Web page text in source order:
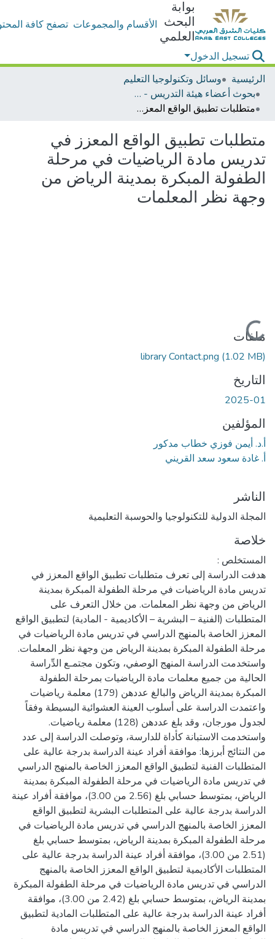
بوابة
البحث
العلمي
الأقسام والمجموعات تصفح كافة
تسجيل الدخول
الرئيسية
وسائل وتكنولوجيا التعليم
بحوث أعضاء هيئة التدريس - وسائل وتكنولوجيا التعليم
متطلبات تطبيق الواقع المعزز في تدريس مادة الرياضيات في مرحلة الطفولة المبكرة بمدينة الرياض من وجهة نظر المعلمات
متطلبات تطبيق الواقع المعزز في
تدريس مادة الرياضيات في مرحلة
الطفولة المبكرة بمدينة الرياض من
وجهة نظر المعلمات
جاري التحميل...
ملفات
library Contact.png (1.02 MB)
التاريخ
2025-01
المؤلفين
أ.د. أيمن فوزي خطاب مدکور
أ. غادة سعود سعد القريني
الناشر
المجلة الدولية للتكنولوجيا والحوسبة التعليمية
خلاصة
هدفت الدراسة إلى تعرف متطلبات تطبيق الواقع المعزز في
تدريس مادة الرياضيات في مرحلة الطفولة المبكرة بمدينة
الرياض من وجهة نظر المعلمات. من خلال التعرف على
المتطلبات (الفنية – البشرية – الأكاديمية - المادية) لتطبيق الواقع
المعزز الخاصة بالمنهج الدراسي في تدريس مادة الرياضيات في
مرحلة الطفولة المبكرة بمدينة الرياض من وجهة نظر المعلمات.
واستخدمت الدراسة المنهج الوصفي، وتكون مجتمـع الدِّراسة
الحالية من جميع معلمات مادة الرياضيات بمرحلة الطفولة
المبكرة بمدينة الرياض والبالغ عددهن (179) معلمة رياضيات
واعتمدت الدراسة على أسلوب العينة العشوائية البسيطة وفقاً
لجدول مورجان، وقد بلغ عددهن (128) معلمة رياضيات.
واستخدمت الاستبانة كأداة للدارسة، وتوصلت الدراسة إلى عدد
من النتائج أبرزها: موافقة أفراد عينة الدراسة بدرجة عالية على
المتطلبات الفنية لتطبيق الواقع المعزز الخاصة بالمنهج الدراسي
في تدريس مادة الرياضيات في مرحلة الطفولة المبكرة بمدينة
الرياض، بمتوسط حسابي بلغ (2.56 من 3.00)، موافقة أفراد عينة
الدراسة بدرجة عالية على المتطلبات البشرية لتطبيق الواقع
المعزز الخاصة بالمنهج الدراسي في تدريس مادة الرياضيات في
مرحلة الطفولة المبكرة بمدينة الرياض، بمتوسط حسابي بلغ
(2.51 من 3.00)، موافقة أفراد عينة الدراسة بدرجة عالية على
المتطلبات الأكاديمية لتطبيق الواقع المعزز الخاصة بالمنهج
الدراسي في تدريس مادة الرياضيات في مرحلة الطفولة المبكرة
بمدينة الرياض، بمتوسط حسابي بلغ (2.42 من 3.00)، موافقة
أفراد عينة الدراسة بدرجة عالية على المتطلبات المادية لتطبيق
الواقع المعزز الخاصة بالمنهج الدراسي في تدريس مادة